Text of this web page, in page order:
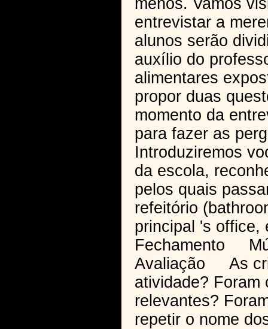
menos. Vamos
entrevistar a
alunos serão
auxílio do
alimentares
propor duas
momento da
para fazer as
Introduziremos
da escola,
pelos quais
refeitório
principal 's
Fechamento
Avaliação As
atividade? Foram
relevantes?
repetir o nome